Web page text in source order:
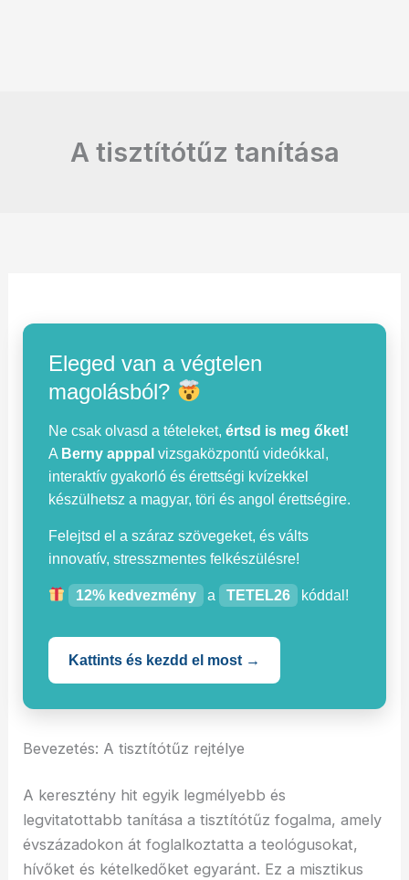
A tisztítótűz tanítása
Eleged van a végtelen
magolásból?
Ne csak olvasd a tételeket,értsd is meg őket!
A Berny apppal vizsgaközpontú videókkal,
interaktív gyakorló és érettségi kvízekkel
készülhetsz a magyar, töri és angol érettségire.
Felejtsd el a száraz szövegeket, és válts
innovatív, stresszmentes felkészülésre!
12% kedvezmény a TETEL26 kóddal!
Kattints és kezdd el most →
Bevezetés: A tisztítótűz rejtélye
A keresztény hit egyik legmélyebb és
legvitatottabb tanítása a tisztítótűz fogalma, amely
évszázadokon át foglalkoztatta a teológusokat,
hívőket és kételkedőket egyaránt. Ez a misztikus